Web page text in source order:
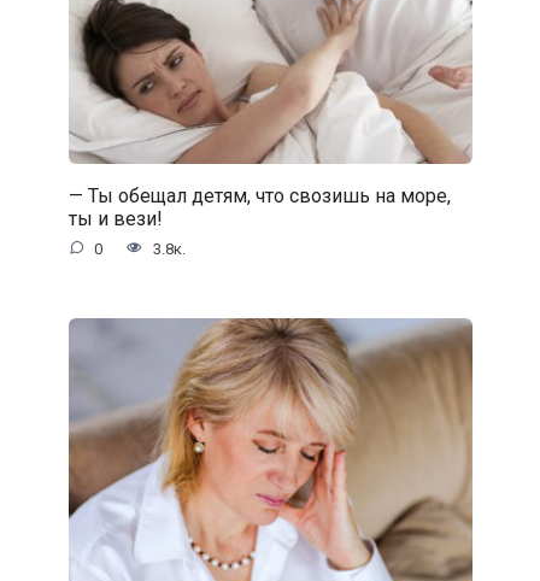
— Ты обещал детям, что свозишь на море,
ты и вези!
0 3.8к.